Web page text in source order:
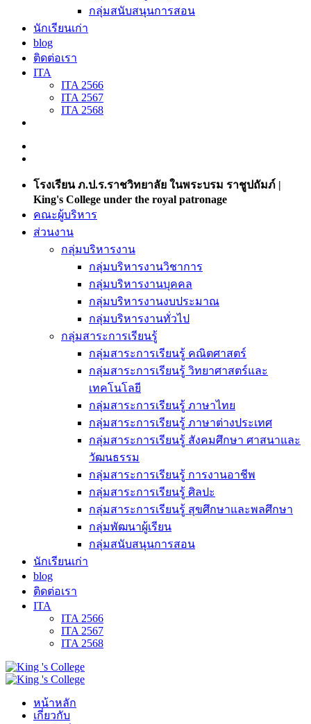
กลุ่มสนับสนุนการสอน
นักเรียนเก่า
blog
ติดต่อเรา
ITA
ITA 2566
ITA 2567
ITA 2568
โรงเรียน ภ.ป.ร.ราชวิทยาลัย ในพระบรม ราชูปถัมภ์ |
King's College under the royal patronage
คณะผู้บริหาร
ส่วนงาน
กลุ่มบริหารงาน
กลุ่มบริหารงานวิชาการ
กลุ่มบริหารงานบุคคล
กลุ่มบริหารงานงบประมาณ
กลุ่มบริหารงานทั่วไป
กลุ่มสาระการเรียนรู้
กลุ่มสาระการเรียนรู้ คณิตศาสตร์
กลุ่มสาระการเรียนรู้ วิทยาศาสตร์และ
เทคโนโลยี
กลุ่มสาระการเรียนรู้ ภาษาไทย
กลุ่มสาระการเรียนรู้ ภาษาต่างประเทศ
กลุ่มสาระการเรียนรู้ สังคมศึกษา ศาสนาและ
วัฒนธรรม
กลุ่มสาระการเรียนรู้ การงานอาชีพ
กลุ่มสาระการเรียนรู้ ศิลปะ
กลุ่มสาระการเรียนรู้ สุขศึกษาและพลศึกษา
กลุ่มพัฒนาผู้เรียน
กลุ่มสนับสนุนการสอน
นักเรียนเก่า
blog
ติดต่อเรา
ITA
ITA 2566
ITA 2567
ITA 2568
หน้าหลัก
เกี่ยวกับ